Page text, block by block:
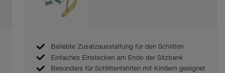
Beliebte Zusatzausstattung für den Schlitten
Einfaches Einstecken am Ende der Sitzbank
Besonders für Schlittenfahrten mit Kindern geeignet